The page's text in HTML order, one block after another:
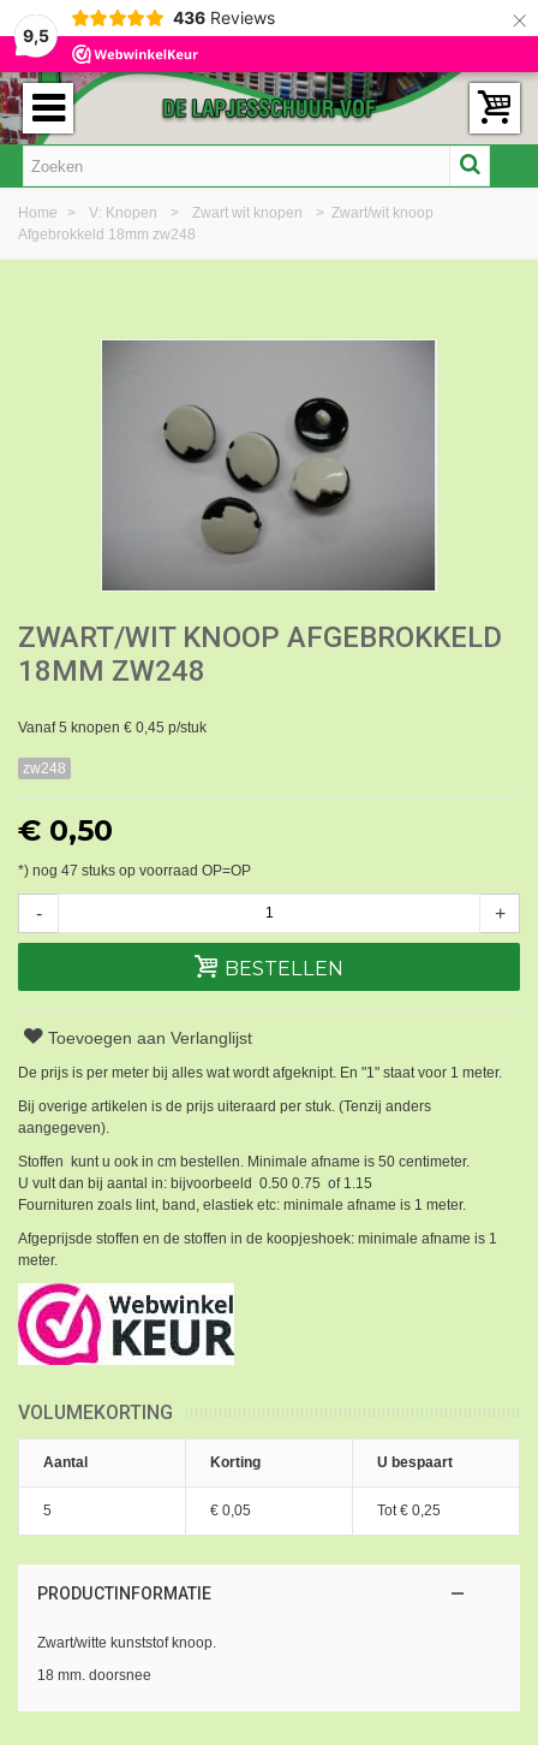
9,5
436 Reviews ×
Home > V: Knopen > Zwart wit knopen > Zwart/wit knoop
Afgebrokkeld 18mm zw248
ZWART/WIT KNOOP AFGEBROKKELD
18MM ZW248
Vanaf 5 knopen € 0,45 p/stuk
zw248
€ 0,50
*) nog 47 stuks op voorraad OP=OP
- +
BESTELLEN
Toevoegen aan Verlanglijst
De prijs is per meter bij alles wat wordt afgeknipt. En "1" staat voor 1 meter.
Bij overige artikelen is de prijs uiteraard per stuk. (Tenzij anders
aangegeven).
Stoffen kunt u ook in cm bestellen. Minimale afname is 50 centimeter.
U vult dan bij aantal in: bijvoorbeeld 0.50 0.75 of 1.15
Fournituren zoals lint, band, elastiek etc: minimale afname is 1 meter.
Afgeprijsde stoffen en de stoffen in de koopjeshoek: minimale afname is 1
meter.
VOLUMEKORTING
Aantal Korting U bespaart
5 € 0,05 Tot € 0,25
PRODUCTINFORMATIE
Zwart/witte kunststof knoop.
18 mm. doorsnee